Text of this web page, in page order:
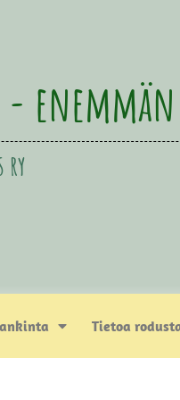
-
ry
Tietoa